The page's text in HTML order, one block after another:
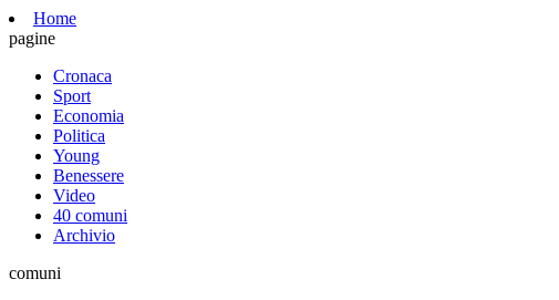
Home
pagine
Cronaca
Sport
Economia
Politica
Young
Benessere
Video
40 comuni
Archivio
comuni